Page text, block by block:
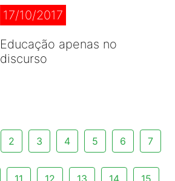
17/10/2017
Educação apenas no
discurso
2 3 4 5 6 7
11 12 13 14 15